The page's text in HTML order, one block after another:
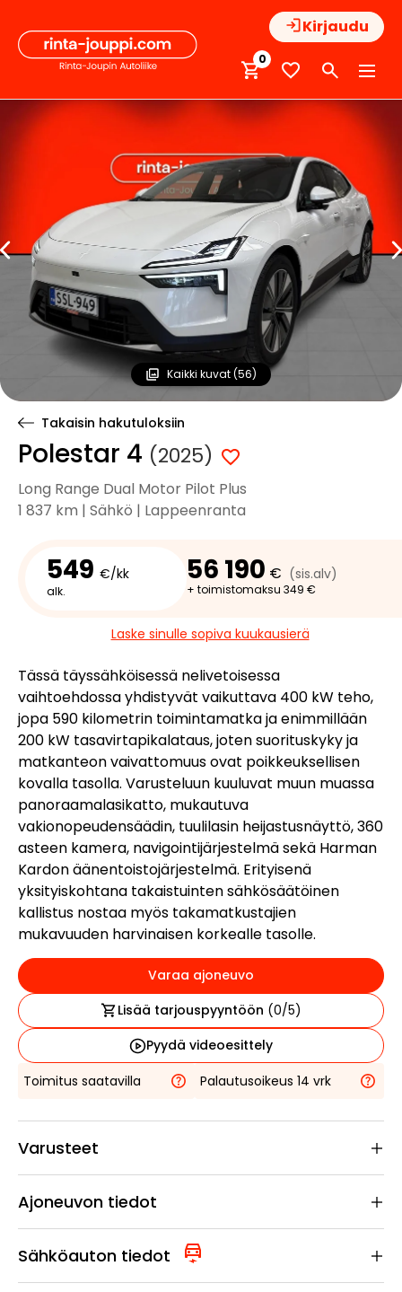
sisältöön
Kirjaudu
0
Kaikki kuvat (56)
Takaisin hakutuloksiin
Polestar 4 (2025)
Long Range Dual Motor Pilot Plus
1 837 km | Sähkö | Lappeenranta
549 €/kk
alk.
56 190 € (sis.alv)
+ toimistomaksu 349 €
Laske sinulle sopiva kuukausierä
Tässä täyssähköisessä nelivetoisessa
vaihtoehdossa yhdistyvät vaikuttava 400 kW teho,
jopa 590 kilometrin toimintamatka ja enimmillään
200 kW tasavirtapikalataus, joten suorituskyky ja
matkanteon vaivattomuus ovat poikkeuksellisen
kovalla tasolla. Varusteluun kuuluvat muun muassa
panoraamalasikatto, mukautuva
vakionopeudensäädin, tuulilasin heijastusnäyttö, 360
asteen kamera, navigointijärjestelmä sekä Harman
Kardon äänentoistojärjestelmä. Erityisenä
yksityiskohtana takaistuinten sähkösäätöinen
kallistus nostaa myös takamatkustajien
mukavuuden harvinaisen korkealle tasolle.
Varaa ajoneuvo
Lisää tarjouspyyntöön (0/5)
Pyydä videoesittely
Toimitus saatavilla
Palautusoikeus 14 vrk
Varusteet
Ajoneuvon tiedot
Sähköauton tiedot